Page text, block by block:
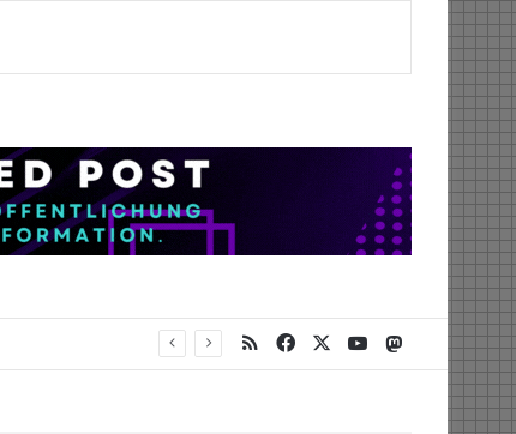
RSS Facebook YouTubeMastodon